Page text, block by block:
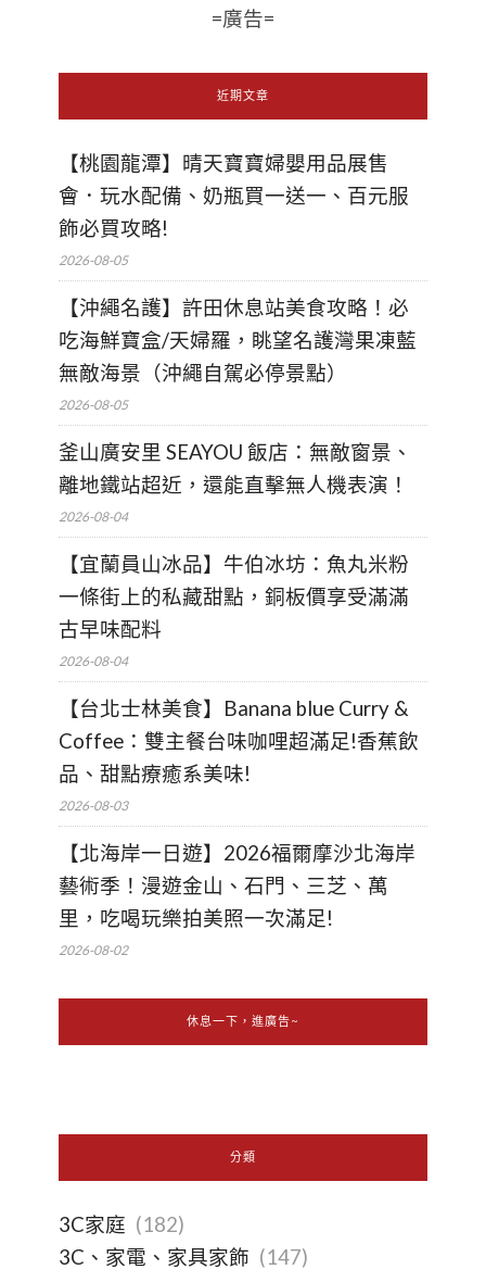
=廣告=
近期文章
【桃園龍潭】晴天寶寶婦嬰用品展售
會．玩水配備、奶瓶買一送一、百元服
飾必買攻略!
2026-08-05
【沖繩名護】許田休息站美食攻略！必
吃海鮮寶盒/天婦羅，眺望名護灣果凍藍
無敵海景（沖繩自駕必停景點）
2026-08-05
釜山廣安里 SEAYOU 飯店：無敵窗景、
離地鐵站超近，還能直擊無人機表演！
2026-08-04
【宜蘭員山冰品】牛伯冰坊：魚丸米粉
一條街上的私藏甜點，銅板價享受滿滿
古早味配料
2026-08-04
【台北士林美食】Banana blue Curry &
Coffee：雙主餐台味咖哩超滿足!香蕉飲
品、甜點療癒系美味!
2026-08-03
【北海岸一日遊】2026福爾摩沙北海岸
藝術季！漫遊金山、石門、三芝、萬
里，吃喝玩樂拍美照一次滿足!
2026-08-02
休息一下，進廣告~
分類
3C家庭 (182)
3C、家電、家具家飾 (147)